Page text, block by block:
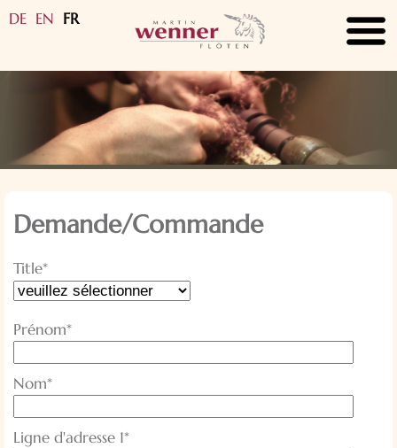
DE EN FR
Demande/Commande
Champ
obligatoire
Title*
Champ
Prénom*
Champ
Nom*
Champ
Ligne d'adresse 1*